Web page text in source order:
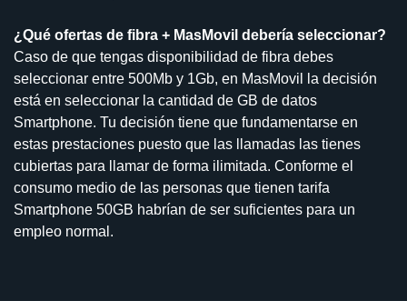
¿Qué ofertas de fibra + MasMovil debería seleccionar?
Caso de que tengas disponibilidad de fibra debes
seleccionar entre 500Mb y 1Gb, en MasMovil la decisión
está en seleccionar la cantidad de GB de datos
Smartphone. Tu decisión tiene que fundamentarse en
estas prestaciones puesto que las llamadas las tienes
cubiertas para llamar de forma ilimitada. Conforme el
consumo medio de las personas que tienen tarifa
Smartphone 50GB habrían de ser suficientes para un
empleo normal.